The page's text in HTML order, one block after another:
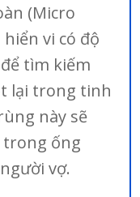
(Micro
vi có độ
tìm kiếm
lại trong tinh
này sẽ
ống
vợ.